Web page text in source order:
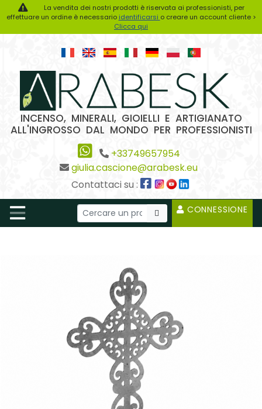
La vendita dei nostri prodotti è riservata ai professionisti, per
effettuare un ordine è necessario identificarsi o creare un account cliente >
Clicca qui
INCENSO, MINERALI, GIOIELLI E ARTIGIANATO
ALL'INGROSSO DAL MONDO PER PROFESSIONISTI
+33749657954
giulia.cascione@arabesk.eu
Contattaci su :
CONNESSIONE